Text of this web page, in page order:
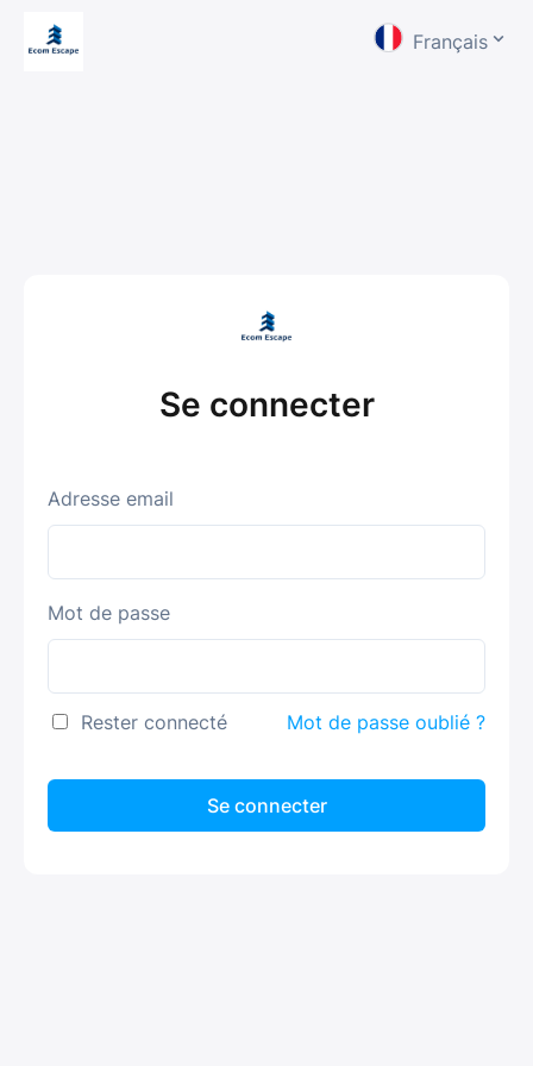
Français
Se connecter
Adresse email
Mot de passe
Rester connecté Mot de passe oublié ?
Se connecter